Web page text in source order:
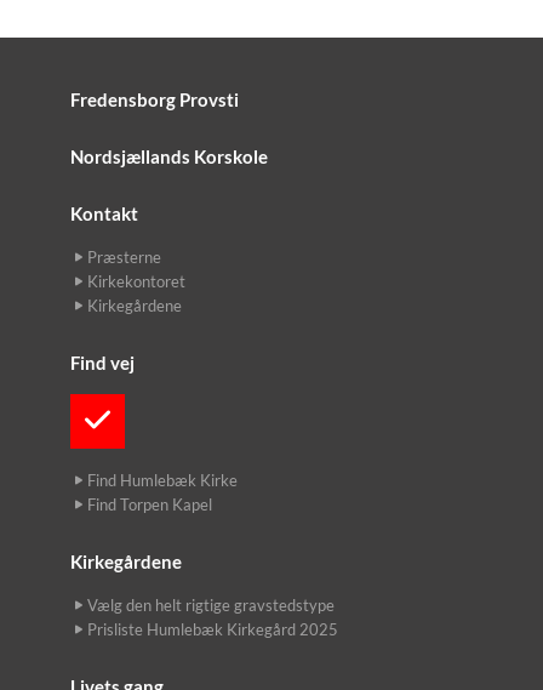
Fredensborg Provsti
Nordsjællands Korskole
Kontakt
Præsterne
Kirkekontoret
Kirkegårdene
Find vej
Find Humlebæk Kirke
Find Torpen Kapel
Kirkegårdene
Vælg den helt rigtige gravstedstype
Prisliste Humlebæk Kirkegård 2025